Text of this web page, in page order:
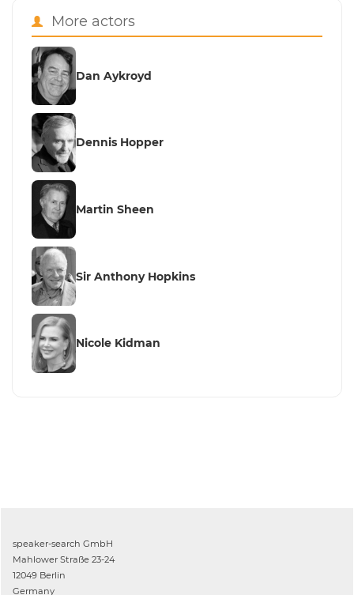
More actors
Dan Aykroyd
Dennis Hopper
Martin Sheen
Sir Anthony Hopkins
Nicole Kidman
speaker-search GmbH
Mahlower Straße 23-24
12049 Berlin
Germany